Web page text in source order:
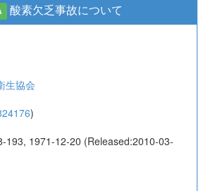
酸素欠乏事故について
生協会
)
193, 1971-12-20 (Released:2010-03-